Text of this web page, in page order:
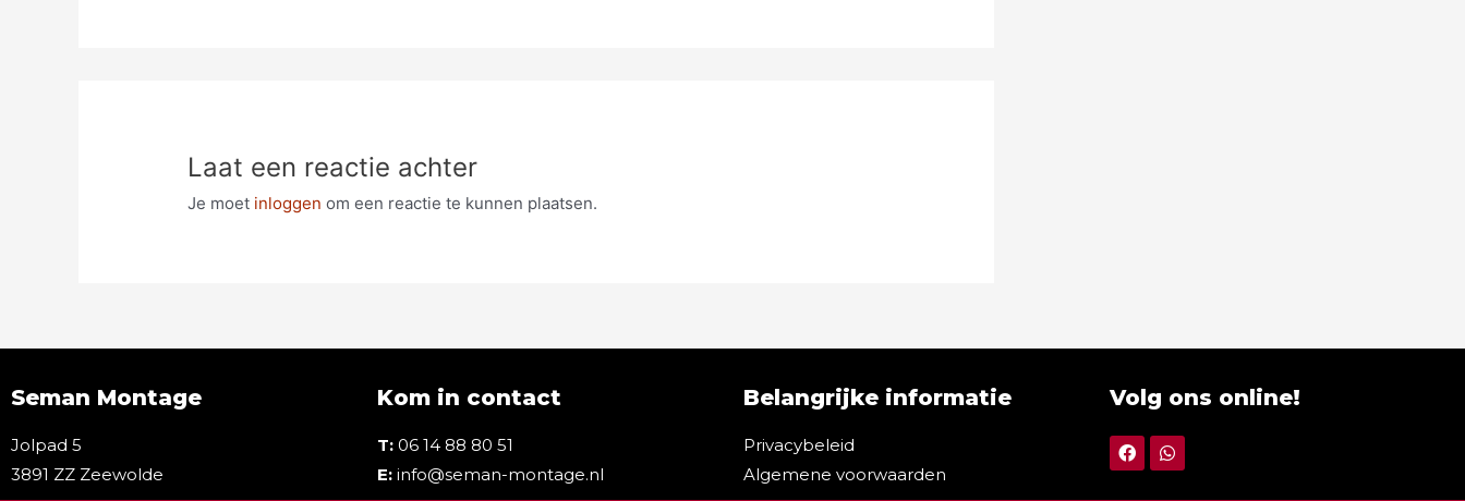
Laat een reactie achter
Je moet inloggen om een reactie te kunnen plaatsen.
Seman Montage
Jolpad 5
3891 ZZ Zeewolde
Kom in contact
T: 06 14 88 80 51
E: info@seman-montage.nl
Belangrijke informatie
Privacybeleid
Algemene voorwaarden
Volg ons online!